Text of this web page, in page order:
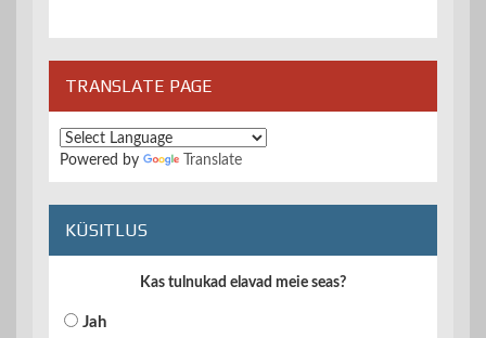
TRANSLATE PAGE
Powered by Translate
KÜSITLUS
Kas tulnukad elavad meie seas?
Jah